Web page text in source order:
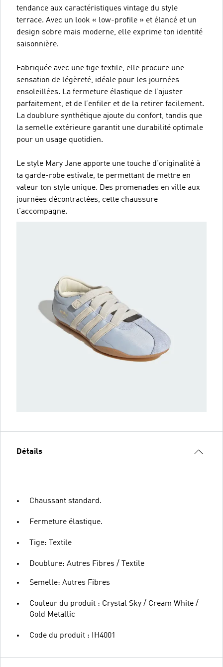
tendance aux caractéristiques vintage du style
terrace. Avec un look « low-profile » et élancé et un
design sobre mais moderne, elle exprime ton identité
saisonnière.
Fabriquée avec une tige textile, elle procure une
sensation de légèreté, idéale pour les journées
ensoleillées. La fermeture élastique de l’ajuster
parfaitement, et de l’enfiler et de la retirer facilement.
La doublure synthétique ajoute du confort, tandis que
la semelle extérieure garantit une durabilité optimale
pour un usage quotidien.
Le style Mary Jane apporte une touche d’originalité à
ta garde-robe estivale, te permettant de mettre en
valeur ton style unique. Des promenades en ville aux
journées décontractées, cette chaussure
t’accompagne.
Détails
Chaussant standard.
Fermeture élastique.
Tige: Textile
Doublure: Autres Fibres / Textile
Semelle: Autres Fibres
Couleur du produit : Crystal Sky / Cream White /
Gold Metallic
Code du produit : IH4001